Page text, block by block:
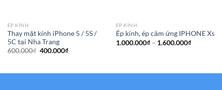
ÉP KÍNH
Thay mặt kính iPhone 5 / 5S /
5C tại Nha Trang
600.000₫ Giá
400.000₫Giá
400.000₫.
ÉP KÍNH
Ép kính, ép cảm ứng IPHONE Xs
1.000.000₫ – 1.600.000₫Khoảng